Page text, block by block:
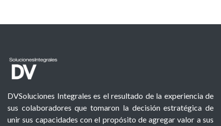
DVSoluciones Integrales es el resultado de la experiencia de
sus colaboradores que tomaron la decisión estratégica de
unir sus capacidades con el propósito de agregar valor a sus